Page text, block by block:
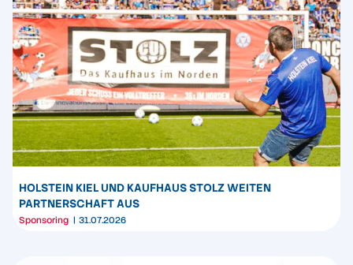
HOLSTEIN KIEL UND KAUFHAUS STOLZ WEITEN
PARTNERSCHAFT AUS
Sponsoring 31.07.2026